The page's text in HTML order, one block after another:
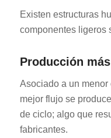
Existen estructuras
componentes ligeros
Producción
Asociado a un menor
mejor flujo se
de ciclo; algo que
fabricantes.